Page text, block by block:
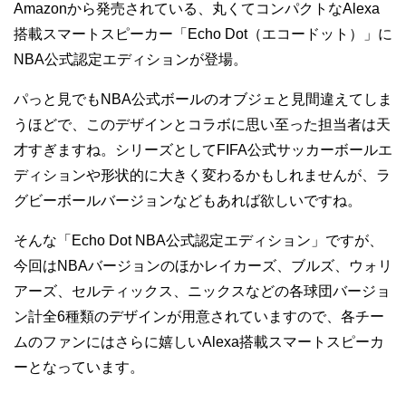
Amazonから発売されている、丸くてコンパクトなAlexa
搭載スマートスピーカー「Echo Dot（エコードット）」に
NBA公式認定エディションが登場。
パっと見でもNBA公式ボールのオブジェと見間違えてしま
うほどで、このデザインとコラボに思い至った担当者は天
才すぎますね。シリーズとしてFIFA公式サッカーボールエ
ディションや形状的に大きく変わるかもしれませんが、ラ
グビーボールバージョンなどもあれば欲しいですね。
そんな「Echo Dot NBA公式認定エディション」ですが、
今回はNBAバージョンのほかレイカーズ、ブルズ、ウォリ
アーズ、セルティックス、ニックスなどの各球団バージョ
ン計全6種類のデザインが用意されていますので、各チー
ムのファンにはさらに嬉しいAlexa搭載スマートスピーカ
ーとなっています。